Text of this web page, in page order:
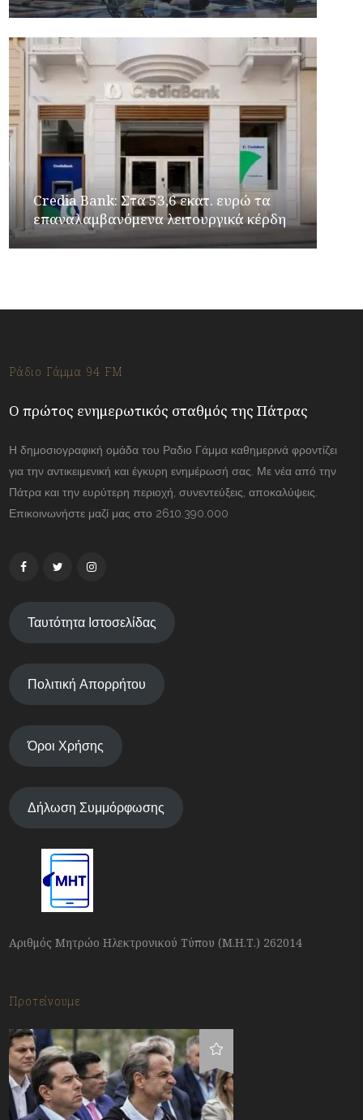
Credia Bank: Στα 53,6 εκατ. ευρώ τα
επαναλαμβανόμενα λειτουργικά κέρδη
Ράδιο Γάμμα 94 FM
Ο πρώτος ενημερωτικός σταθμός της Πάτρας
Η δημοσιογραφική ομάδα του Ραδιο Γάμμα καθημερινά φροντίζει
για την αντικειμενική και έγκυρη ενημέρωσή σας. Με νέα από την
Πάτρα και την ευρύτερη περιοχή, συνεντεύξεις, αποκαλύψεις.
Επικοινωνήστε μαζί μας στο 2610.390.000
Ταυτότητα Ιστοσελίδας
Πολιτική Απορρήτου
Όροι Χρήσης
Δήλωση Συμμόρφωσης
Αριθμός Μητρώο Ηλεκτρονικού Τύπου (Μ.Η.Τ.) 262014
Προτείνουμε